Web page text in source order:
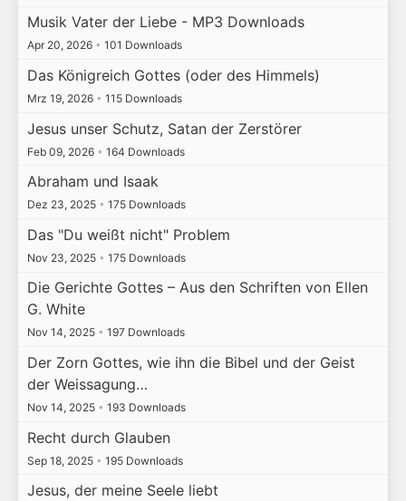
Musik Vater der Liebe - MP3 Downloads
Apr 20, 2026 • 101 Downloads
Das Königreich Gottes (oder des Himmels)
Mrz 19, 2026 • 115 Downloads
Jesus unser Schutz, Satan der Zerstörer
Feb 09, 2026 • 164 Downloads
Abraham und Isaak
Dez 23, 2025 • 175 Downloads
Das "Du weißt nicht" Problem
Nov 23, 2025 • 175 Downloads
Die Gerichte Gottes – Aus den Schriften von Ellen
G. White
Nov 14, 2025 • 197 Downloads
Der Zorn Gottes, wie ihn die Bibel und der Geist
der Weissagung…
Nov 14, 2025 • 193 Downloads
Recht durch Glauben
Sep 18, 2025 • 195 Downloads
Jesus, der meine Seele liebt